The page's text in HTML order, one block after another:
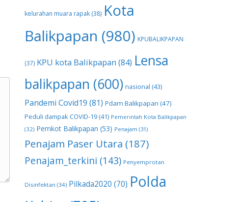
kelurahan muara rapak (38) Kota
Balikpapan (980) KPUBALIKPAPAN
(37) KPU kota Balikpapan (84) Lensa
balikpapan (600) nasional (43)
Pandemi Covid19 (81) Pdam Balikpapan (47)
Peduli dampak COVID-19 (41) Pemerintah Kota Balikpapan
(32) Pemkot Balikpapan (53) Penajam (31)
Penajam Paser Utara (187)
Penajam_terkini (143) Penyemprotan
Disinfektan (34) Pilkada2020 (70) Polda